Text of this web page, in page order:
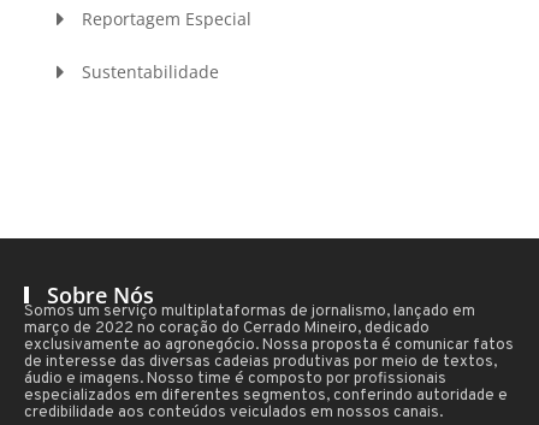
Reportagem Especial
Sustentabilidade
Sobre Nós
Somos um serviço multiplataformas de jornalismo, lançado em
março de 2022 no coração do Cerrado Mineiro, dedicado
exclusivamente ao agronegócio. Nossa proposta é comunicar fatos
de interesse das diversas cadeias produtivas por meio de textos,
áudio e imagens. Nosso time é composto por profissionais
especializados em diferentes segmentos, conferindo autoridade e
credibilidade aos conteúdos veiculados em nossos canais.